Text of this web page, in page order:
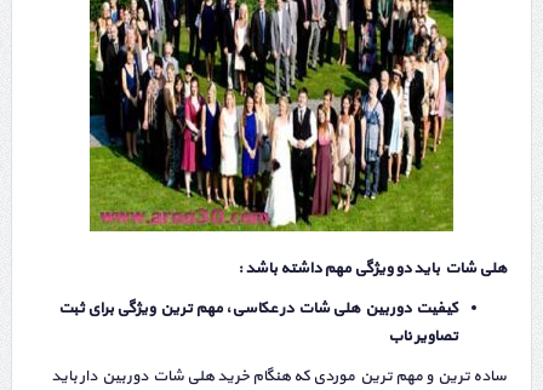
هلی شات باید دو ویژگی مهم داشته باشد :
کیفیت دوربین هلی شات در عکاسی، مهم ترین ویژگی برای ثبت
تصاویر ناب
ساده ترین و مهم ترین موردی که هنگام خرید هلی شات دوربین دار باید